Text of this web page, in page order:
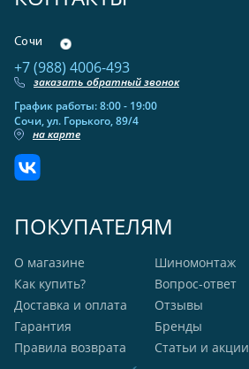
Сочи
+7 (988) 4006-493
заказать обратный звонок
График работы: 8:00 - 19:00
Сочи, ул. Горького, 89/4
на карте
ПОКУПАТЕЛЯМ
О магазине
Как купить?
Доставка и оплата
Гарантия
Правила возврата
Шиномонтаж
Вопрос-ответ
Отзывы
Бренды
Статьи и акции